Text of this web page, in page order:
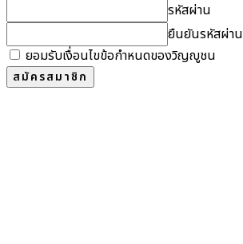
รหัสผ่าน
ยืนยันรหัสผ่าน
ยอมรับเงื่อนไขข้อกำหนดของวิญญูชน